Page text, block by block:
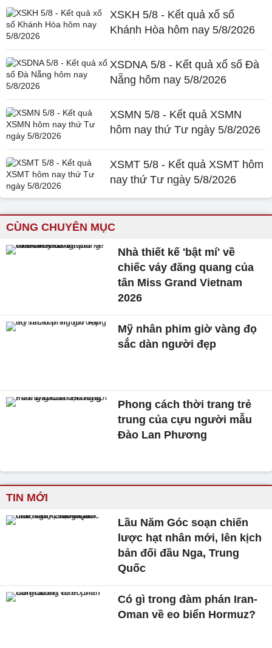
XSKH 5/8 - Kết quả xổ số
Khánh Hòa hôm nay 5/8/2026
XSDNA 5/8 - Kết quả xổ số Đà
Nẵng hôm nay 5/8/2026
XSMN 5/8 - Kết quả XSMN
hôm nay thứ Tư ngày 5/8/2026
XSMT 5/8 - Kết quả XSMT hôm
nay thứ Tư ngày 5/8/2026
CÙNG CHUYÊN MỤC
Nhà thiết kế 'bật mí' về
chiếc váy đăng quang của
tân Miss Grand Vietnam
2026
Mỹ nhân phim giờ vàng đọ
sắc dàn người đẹp
Phong cách thời trang trẻ
trung của cựu người mẫu
Đào Lan Phương
TIN MỚI
Lầu Năm Góc soạn chiến
lược hạt nhân mới, lên kịch
bản đối đầu Nga, Trung
Quốc
Có gì trong đàm phán Iran-
Oman về eo biển Hormuz?